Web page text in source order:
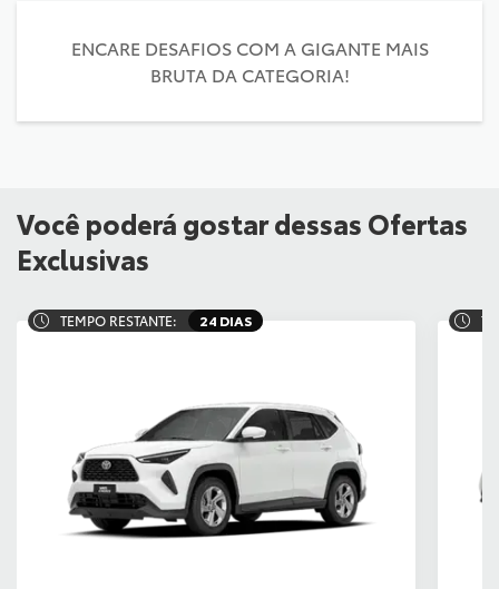
ENCARE DESAFIOS COM A GIGANTE MAIS
BRUTA DA CATEGORIA!
Você poderá gostar dessas Ofertas
Exclusivas
TEMPO RESTANTE: 24 DIAS